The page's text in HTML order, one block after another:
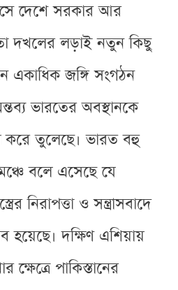
সে দেশে সরকার আর
দখলের লড়াই নতুন কিছু
একাধিক জঙ্গি সংগঠন
ভারতের অবস্থানকে
করে তুলেছে। ভারত বহু
বলে এসেছে যে
নিরাপত্তা ও সন্ত্রাসবাদে
দক্ষিণ এশিয়ায়
ক্ষেত্রে পাকিস্তানের